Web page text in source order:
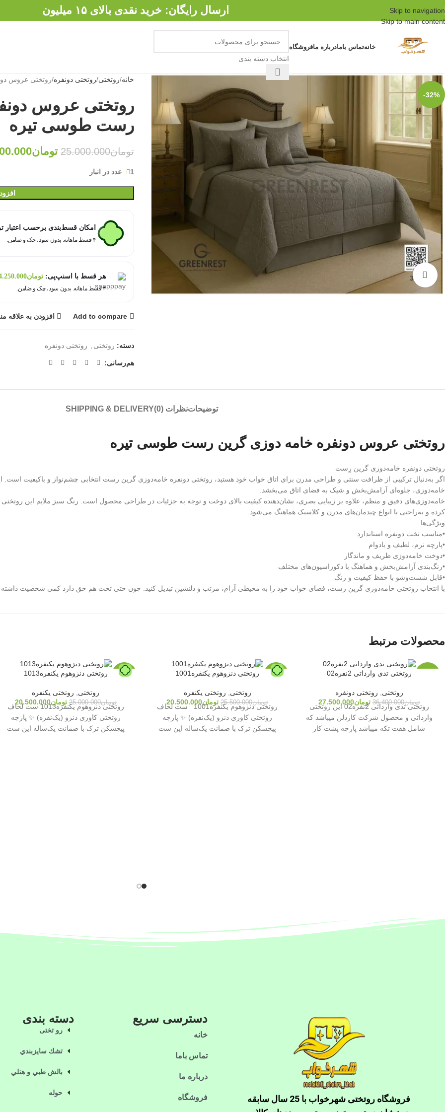
Skip to navigation
Skip to main content
ارسال رایگان: خرید نقدی بالای ۱۵ میلیون
خانهتماس بامادرباره مافروشگاه
انتخاب دسته بندی
-32%
برای بزرگنمایی کلیک کنید
خانه روتختی روتختی دونفره روتختی عروس
روتختی عروس
رست طوسی تیره
تومان25.000.000 تومان
1 عدد در انبار
امکان قسط‌بندی برحسب اعتبار
۴ قسط ماهانه. بدون سود، چک و ضامن.
هر قسط با اسنپ‌پی: تومان
۴ قسط ماهانه. بدون سود، چک و ضامن.
Add to compare افزودن به علاقه
دسته: روتختی روتختی دونفره
هم‌رسانی:
توضیحاتنظرات (0) SHIPPING & DELIVERY
روتختی عروس دونفره خامه دوزی گرین رست طوسی تیره
روتختی دونفره خامه‌دوزی گرین رِست
اگر به‌دنبال ترکیبی از ظرافت سنتی و طراحی مدرن برای اتاق خواب خود هستید، روتختی دونفره خامه‌دوزی گرین رست انتخابی چشم‌نواز و باکیفیت
خامه‌دوزی، جلوه‌ای آرامش‌بخش و شیک به فضای اتاق می‌بخشد.
خامه‌دوزی‌های دقیق و منظم، علاوه بر زیبایی بصری، نشان‌دهنده کیفیت بالای دوخت و توجه به جزئیات در طراحی محصول است. رنگ سبز ملایم این
کرده و به‌راحتی با انواع چیدمان‌های مدرن و کلاسیک هماهنگ می‌شود.
ویژگی‌ها:
•مناسب تخت دونفره استاندارد
•پارچه نرم، لطیف و بادوام
•دوخت خامه‌دوزی ظریف و ماندگار
•رنگ‌بندی آرامش‌بخش و هماهنگ با دکوراسیون‌های مختلف
•قابل شست‌وشو با حفظ کیفیت و رنگ
با انتخاب روتختی خامه‌دوزی گرین رست، فضای خواب خود را به محیطی آرام، مرتب و دلنشین تبدیل کنید. چون حتی تخت هم حق دارد کمی شخصیت داشته
محصولات مرتبط
روتختی تدی وارداتی 2نفره02
روتختی روتختی دونفره
تومان36.400.000 تومان27.500.000
روتختی تدی وارداتی 2نفره02 این روتختی
وارداتی و محصول شرکت کاردلن میباشد که
شامل هفت تکه میباشد پارچه پشت کار
-20% روتختی دنزوهوم یکنفره1001
روتختی روتختی یکنفره
تومان25.500.000 تومان20.500.000
روتختی دنزوهوم یکنفره1001 ست لحاف
روتختی کاوری دنزو (یک‌نفره) ✨ پارچه
پیچسکن ترک با ضمانت یک‌ساله این ست
-18% روتختی دنزوهوم یکنفره1013
روتختی روتختی یکنفره
تومان25.000.000 تومان20.500.000
روتختی دنزوهوم یکنفره1013 ست لحاف
روتختی کاوری دنزو (یک‌نفره) ✨ پارچه
پیچسکن ترک با ضمانت یک‌ساله این ست
فروشگاه روتختی شهرخواب با 25 سال سابقه
دسترسی سریع
خانه
تماس باما
درباره ما
فروشگاه
دسته بندی
رو تختی
تشك سايزبندي
بالش طبي و هتلي
حوله